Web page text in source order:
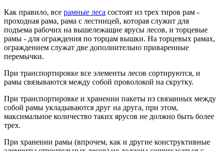
Как правило, все рамные леса состоят из трех тиров рам -
проходная рама, рама с лестницей, которая служит для
подъема рабочих на вышележащие ярусы лесов, и торцевые
рамы - для ограждения по торцам вышки. На торцевых рамах,
ограждением служат две дополнительно приваренные
перемычки.
При транспортировке все элементы лесов сортируются, и
рамы связываются между собой проволокой на скрутку.
При транспортировке и хранении пакеты из связанных между
собой рамы укладываются друг на друга, при этом,
максимальное количество таких ярусов не должно быть более
трех.
При хранении рамы (впрочем, как и другие конструктивные